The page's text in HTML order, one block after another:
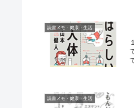
読書メモ - 健康・生活
読書メモ - 健康・生活